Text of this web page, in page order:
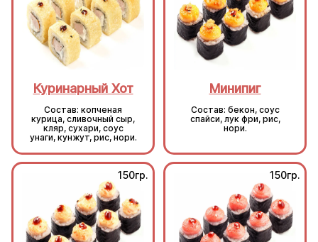
Куринарный Хот
Состав: копченая
курица, сливочный сыр,
кляр, сухари, соус
унаги, кунжут, рис, нори.
Минипиг
Состав: бекон, соус
спайси, лук фри, рис,
нори.
150гр. 150гр.